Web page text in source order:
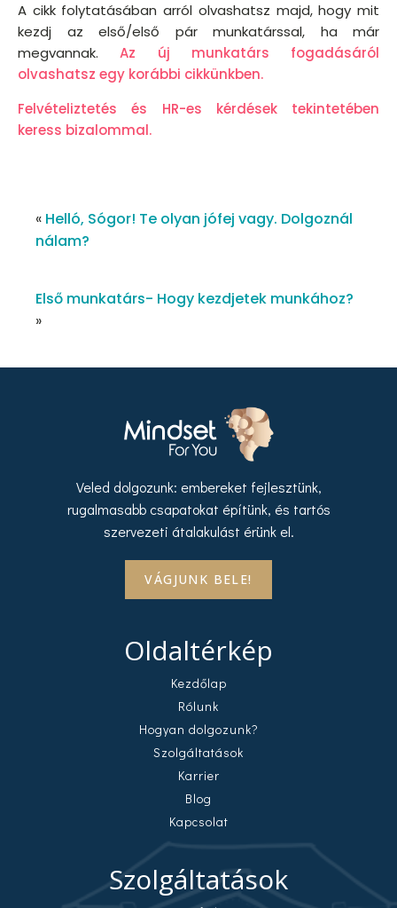
A cikk folytatásában arról olvashatsz majd, hogy mit
kezdj az első/első pár munkatárssal, ha már
megvannak.Az új munkatárs fogadásáról
olvashatsz egy korábbi cikkünkben.
Felvételiztetés és HR-es kérdések tekintetében
keress bizalommal.
« Helló, Sógor! Te olyan jófej vagy. Dolgoznál
nálam?
Első munkatárs- Hogy kezdjetek munkához?
»
Veled dolgozunk: embereket fejlesztünk,
rugalmasabb csapatokat építünk, és tartós
szervezeti átalakulást érünk el.
VÁGJUNK BELE!
Oldaltérkép
Kezdőlap
Rólunk
Hogyan dolgozunk?
Szolgáltatások
Karrier
Blog
Kapcsolat
Szolgáltatások